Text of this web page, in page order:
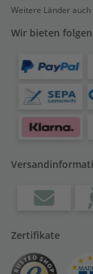
Weitere Länder
Wir bieten
Zertifikate